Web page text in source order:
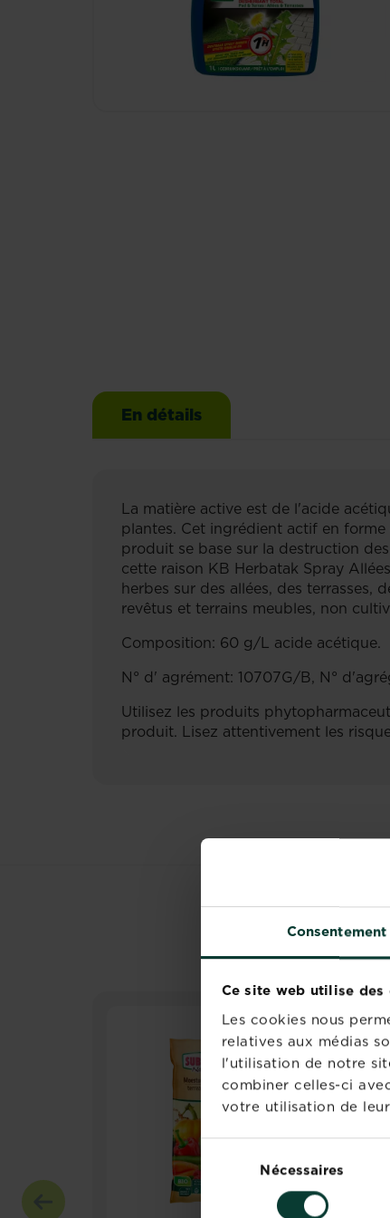
Consentement
Ce site web utilise des
Les cookies nous
relatives aux médias
l'utilisation de notre
combiner celles-ci
votre utilisation de
Sélection
du
consentement
Nécessaires
En détails
La matière active est de l'acide
plantes. Cet ingrédient actif en
produit se base sur la destruction
cette raison KB Herbatak Spray
herbes sur des allées, des terrasses,
revêtus et terrains meubles, non
Composition: 60 g/L acide acétique.
N° d' agrément: 10707G/B, N°
Utilisez les produits
produit. Lisez attentivement les
LES